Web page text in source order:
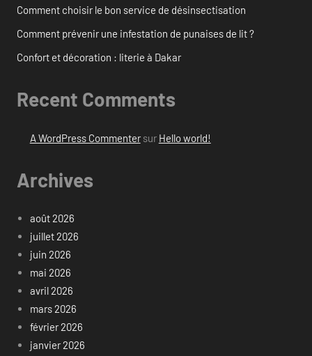
Comment choisir le bon service de désinsectisation
Comment prévenir une infestation de punaises de lit ?
Confort et décoration : literie à Dakar
Recent Comments
A WordPress Commentersur Hello world!
Archives
août 2026
juillet 2026
juin 2026
mai 2026
avril 2026
mars 2026
février 2026
janvier 2026